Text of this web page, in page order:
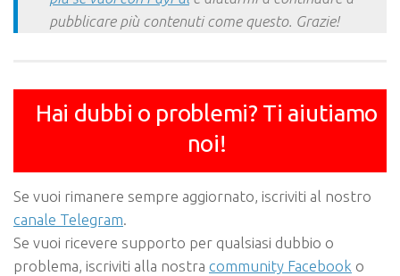
pubblicare più contenuti come questo. Grazie!
Hai dubbi o problemi? Ti aiutiamo
noi!
Se vuoi rimanere sempre aggiornato, iscriviti al nostro
canale Telegram.
Se vuoi ricevere supporto per qualsiasi dubbio o
problema, iscriviti alla nostra community Facebook o